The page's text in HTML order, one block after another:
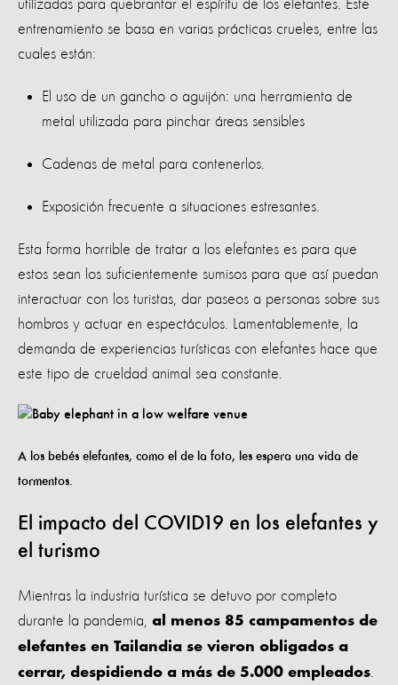
utilizadas para quebrantar el espíritu de los elefantes. Este
entrenamiento se basa en varias prácticas crueles, entre las
cuales están:
El uso de un gancho o aguijón: una herramienta de
metal utilizada para pinchar áreas sensibles
Cadenas de metal para contenerlos.
Exposición frecuente a situaciones estresantes.
Esta forma horrible de tratar a los elefantes es para que
estos sean los suficientemente sumisos para que así puedan
interactuar con los turistas, dar paseos a personas sobre sus
hombros y actuar en espectáculos. Lamentablemente, la
demanda de experiencias turísticas con elefantes hace que
este tipo de crueldad animal sea constante.
A los bebés elefantes, como el de la foto, les espera una vida de
tormentos.
El impacto del COVID19 en los elefantes y
el turismo
Mientras la industria turística se detuvo por completo
durante la pandemia, al menos 85 campamentos de
elefantes en Tailandia se vieron obligados a
cerrar, despidiendo a más de 5.000 empleados